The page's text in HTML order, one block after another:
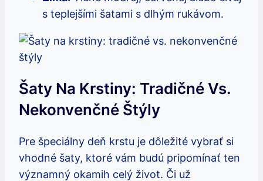
s teplejšími šatami s dlhým rukávom.
Šaty Na Krstiny: Tradičné Vs.
Nekonvenčné Štýly
Pre špeciálny deň krstu je dôležité vybrať si
vhodné šaty, ktoré vám budú pripomínať ten
významný okamih celý život. Či už